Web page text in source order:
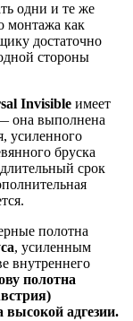
одни и те же
монтажа как
достаточно
стороны
Invisible имеет
она выполнена
усиленного
бруска
срок
полотна
, усиленным
внутреннего
полотна
высокой адгезии.